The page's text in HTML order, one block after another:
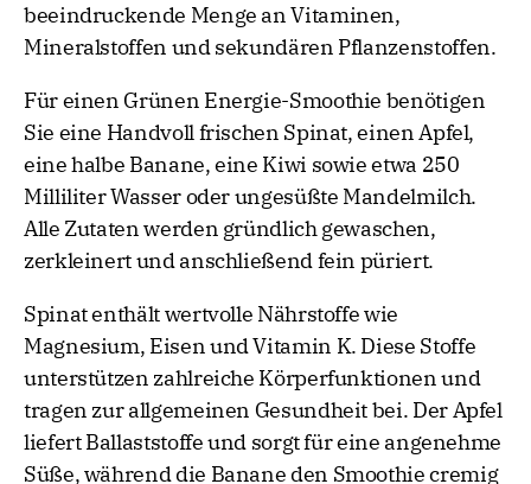
beeindruckende Menge an Vitaminen,
Mineralstoffen und sekundären Pflanzenstoffen.
Für einen Grünen Energie-Smoothie benötigen
Sie eine Handvoll frischen Spinat, einen Apfel,
eine halbe Banane, eine Kiwi sowie etwa 250
Milliliter Wasser oder ungesüßte Mandelmilch.
Alle Zutaten werden gründlich gewaschen,
zerkleinert und anschließend fein püriert.
Spinat enthält wertvolle Nährstoffe wie
Magnesium, Eisen und Vitamin K. Diese Stoffe
unterstützen zahlreiche Körperfunktionen und
tragen zur allgemeinen Gesundheit bei. Der Apfel
liefert Ballaststoffe und sorgt für eine angenehme
Süße, während die Banane den Smoothie cremig